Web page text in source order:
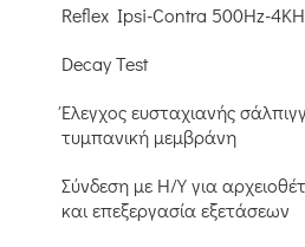
Reflex Ipsi-Contra 500Hz-
Decay Test
Έλεγχος ευσταχιανής
τυμπανική μεμβράνη
Σύνδεση με Η/Υ για
και επεξεργασία εξετάσεων